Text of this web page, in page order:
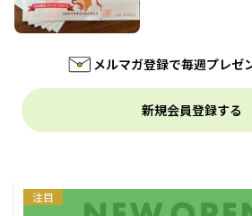
メルマガ登録で毎週プレゼ
新規会員登録する
注目